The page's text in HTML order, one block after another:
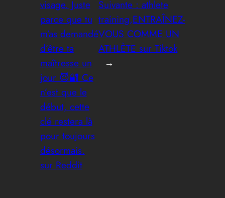
visage. Juste
parce que tu
m’as demandé
d’être ta
maîtresse un
jour 😈🔐 Ce
n’est que le
début, cette
clé restera là
pour toujours
désormais.
sur Reddit
Suivante :athlete
training,ENTRAÎNEZ-
VOUS COMME UN
ATHLÈTE sur Tiktok
→